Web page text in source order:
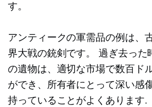
す。
アンティークの軍需品の例は、
界大戦の銃剣です。 過ぎ去った
の遺物は、適切な市場で数百ド
ができ、所有者にとって深い感
持っていることがよくあります.